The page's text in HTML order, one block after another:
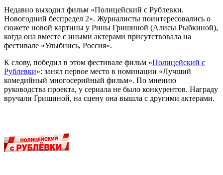
Недавно выходил фильм «Полицейский с Рублевки.
Новогодний беспредел 2». Журналисты поинтересовались о
сюжете новой картины у Рины Гришиной (Алисы Рыбкиной),
когда она вместе с иными актерами присутствовала на
фестивале «Улыбнись, Россия».
К слову, победил в этом фестивале фильм «Полицейский с
Рублевки»: занял первое место в номинации «Лучший
комедийный многосерийный фильм». По мнению
руководства проекта, у сериала не было конкурентов. Награду
вручали Гришиной, на сцену она вышла с другими актерами.